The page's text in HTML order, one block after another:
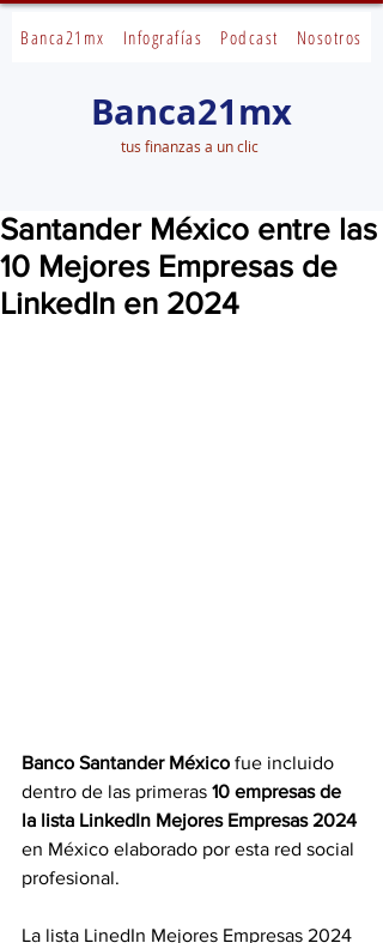
Banca21mx Infografías Podcast Nosotros
Banca21mx
tus finanzas a un clic
Santander México entre las
10 Mejores Empresas de
LinkedIn en 2024
Banco Santander México fue incluido
dentro de las primeras 10 empresas de
la lista LinkedIn Mejores Empresas 2024
en México elaborado por esta red social
profesional.
La lista LinedIn Mejores Empresas 2024